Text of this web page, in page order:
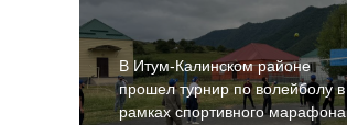
В Итум-Калинском районе
прошел турнир по волейболу в
рамках спортивного марафона